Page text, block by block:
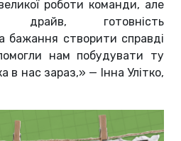
роботи команди, але
драйв, готовність
бажання створити справді
нам побудувати ту
в нас зараз,» — Інна Улітко,